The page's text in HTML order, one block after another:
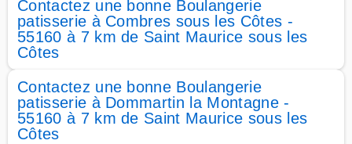
Contactez une bonne Boulangerie
patisserie à Combres sous les Côtes -
55160 à 7 km de Saint Maurice sous les
Côtes
Contactez une bonne Boulangerie
patisserie à Dommartin la Montagne -
55160 à 7 km de Saint Maurice sous les
Côtes